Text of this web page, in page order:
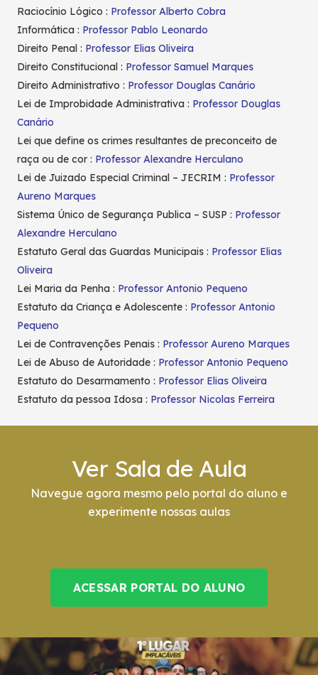
Raciocínio Lógico : Professor Alberto Cobra
Informática : Professor Pablo Leonardo
Direito Penal : Professor Elias Oliveira
Direito Constitucional : Professor Samuel Marques
Direito Administrativo : Professor Douglas Canário
Lei de Improbidade Administrativa : Professor Douglas
Canário
Lei que define os crimes resultantes de preconceito de
raça ou de cor : Professor Alexandre Herculano
Lei de Juizado Especial Criminal – JECRIM : Professor
Aureno Marques
Sistema Único de Segurança Publica – SUSP : Professor
Alexandre Herculano
Estatuto Geral das Guardas Municipais : Professor Elias
Oliveira
Lei Maria da Penha : Professor Antonio Pequeno
Estatuto da Criança e Adolescente : Professor Antonio
Pequeno
Lei de Contravenções Penais : Professor Aureno Marques
Lei de Abuso de Autoridade : Professor Antonio Pequeno
Estatuto do Desarmamento : Professor Elias Oliveira
Estatuto da pessoa Idosa : Professor Nicolas Ferreira
Ver Sala de Aula
Navegue agora mesmo pelo portal do aluno e
experimente nossas aulas
ACESSAR PORTAL DO ALUNO